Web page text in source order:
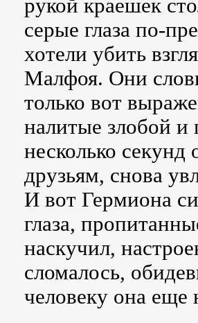
рукой краешек
серые глаза по-
хотели убить
Малфоя. Они
только вот
налитые злобой и
несколько секунд
друзьям, снова
И вот Гермиона
глаза,
наскучил,
сломалось,
человеку она еще